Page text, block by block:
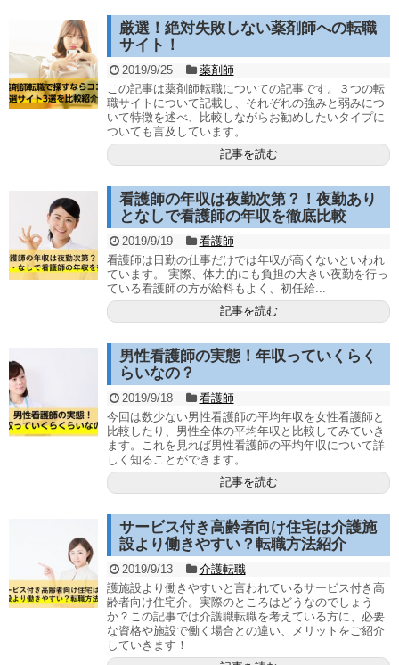
厳選！絶対失敗しない薬剤師への転職
サイト！
2019/9/25
薬剤師
この記事は薬剤師転職についての記事です。３つの転
職サイトについて記載し、それぞれの強みと弱みにつ
いて特徴を述べ、比較しながらお勧めしたいタイプに
ついても言及しています。
記事を読む
看護師の年収は夜勤次第？！夜勤あり
となしで看護師の年収を徹底比較
2019/9/19
看護師
看護師は日勤の仕事だけでは年収が高くないといわれ
ています。 実際、体力的にも負担の大きい夜勤を行っ
ている看護師の方が給料もよく、初任給...
記事を読む
男性看護師の実態！年収っていくらく
らいなの？
2019/9/18
看護師
今回は数少ない男性看護師の平均年収を女性看護師と
比較したり、男性全体の平均年収と比較してみていき
ます。これを見れば男性看護師の平均年収について詳
しく知ることができます。
記事を読む
サービス付き高齢者向け住宅は介護施
設より働きやすい？転職方法紹介
2019/9/13
介護転職
護施設より働きやすいと言われているサービス付き高
齢者向け住宅介。実際のところはどうなのでしょう
か？この記事では介護職転職を考えている方に、必要
な資格や施設で働く場合との違い、メリットをご紹介
していきます！